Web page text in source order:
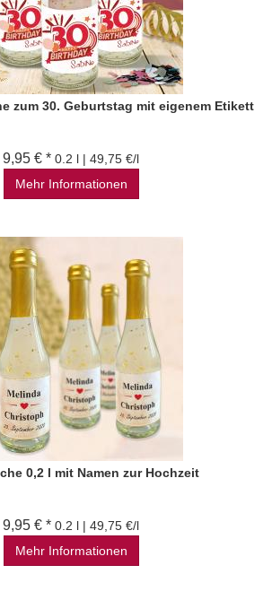
zum 30. Geburtstag mit eigenem Etikett
9,95 € * 0.2 l | 49,75 €/l
Mehr Informationen
0,2 l mit Namen zur Hochzeit
9,95 € * 0.2 l | 49,75 €/l
Mehr Informationen